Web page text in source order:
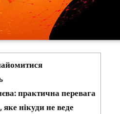
практична перевага
нікуди не веде